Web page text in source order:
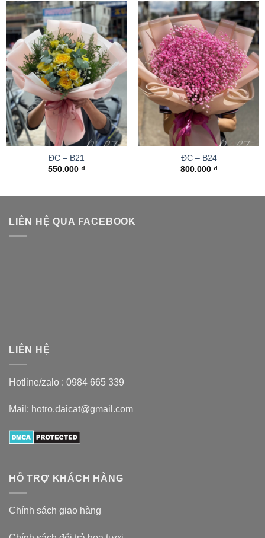
ĐC – B21
550.000 ₫
ĐC – B24
800.000 ₫
LIÊN HỆ QUA FACEBOOK
LIÊN HỆ
Hotline/zalo : 0984 665 339
Mail: hotro.daicat@gmail.com
HỖ TRỢ KHÁCH HÀNG
Chính sách giao hàng